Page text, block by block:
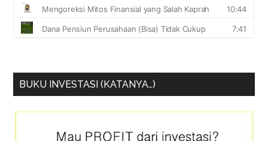
BUKU INVESTASI (KATANYA…)